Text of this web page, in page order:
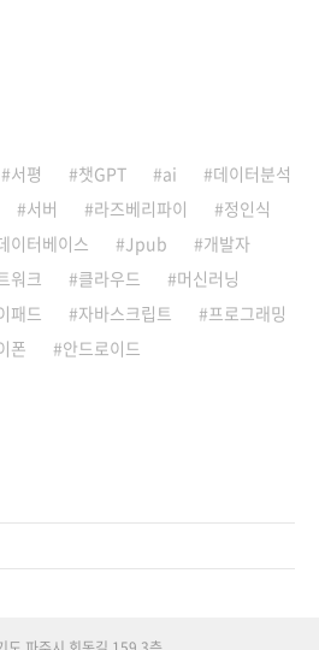
서평 챗GPT ai
데이터분석
서버 라즈베리파이
정인식
이터베이스 Jpub
개발자
워크 클라우드
머신러닝
패드 자바스크립트
프로그래밍
폰 안드로이드